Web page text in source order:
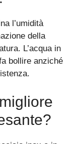
l’umidità
della
L’acqua in
bollire anziché